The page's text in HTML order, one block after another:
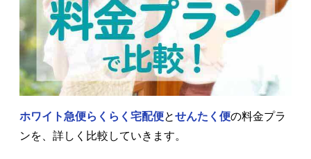
ホワイト急便らくらく宅配便とせんたく便の料金プラ
ンを、詳しく比較していきます。